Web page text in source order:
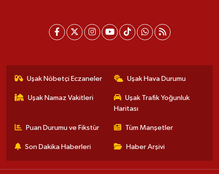
Uşak Nöbetçi Eczaneler Uşak Hava Durumu
Uşak Namaz Vakitleri
Uşak Trafik Yoğunluk
Haritası
Puan Durumu ve Fikstür Tüm Manşetler
Son Dakika Haberleri Haber Arşivi